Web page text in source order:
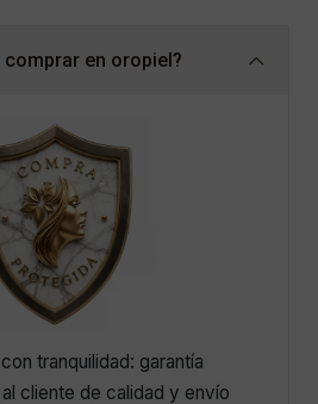
comprar en oropiel?
tranquilidad: garantía
cliente de calidad y envío